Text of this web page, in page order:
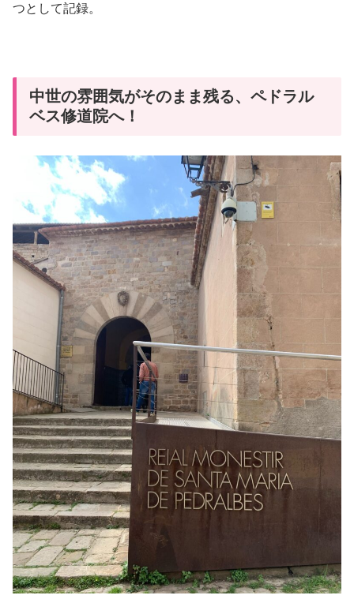
つとして記録。
中世の雰囲気がそのまま残る、ペドラル
ベス修道院へ！